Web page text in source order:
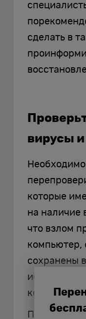
сделать в
вирусы
которые
на наличие
что взлом
компьютер,
сохранены
исключена
который
Проверку